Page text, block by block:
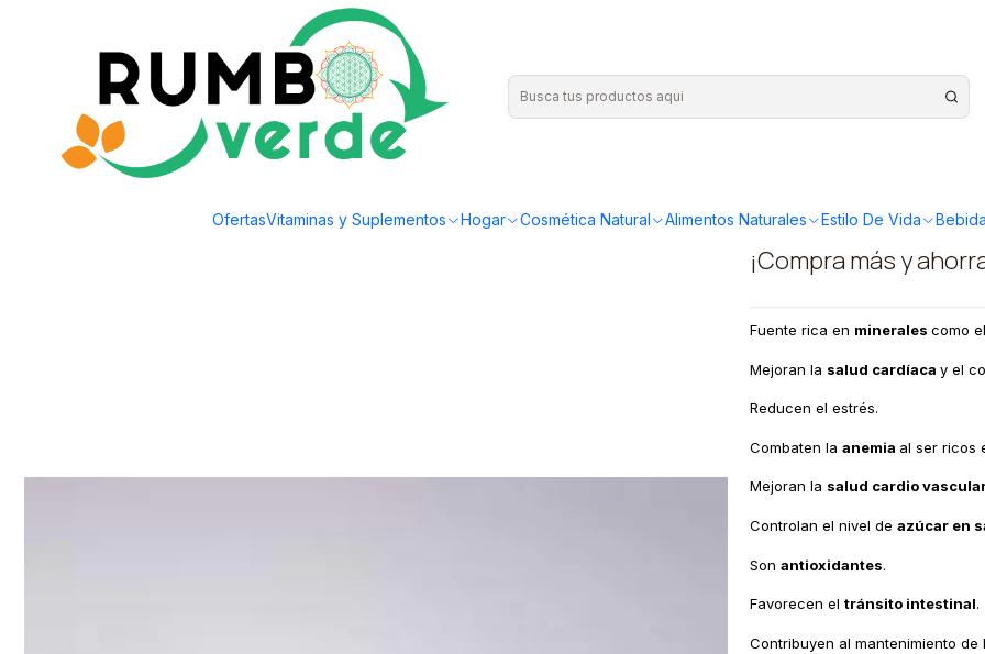
OfertasVitaminas y Suplementos Hogar Cosmética Natural Alimentos Naturales Estilo De Vida
Envío gratis por compras sobre los 59.990 en la provincia de Santiago
Alimentos Naturales Snacks Saludables Positiv - Pistachos sin sal 200grs
200grs
¡Compra más y
Fuente rica en minerales como
Mejoran la salud cardíaca y el
Reducen el estrés.
Combaten la anemia al ser ricos
Mejoran la salud cardio
Controlan el nivel de azúcar en
Son antioxidantes.
Favorecen el tránsito intestinal.
Contribuyen al mantenimiento